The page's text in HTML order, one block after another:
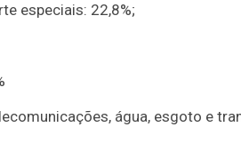
especiais: 22,8%;
água, esgoto e